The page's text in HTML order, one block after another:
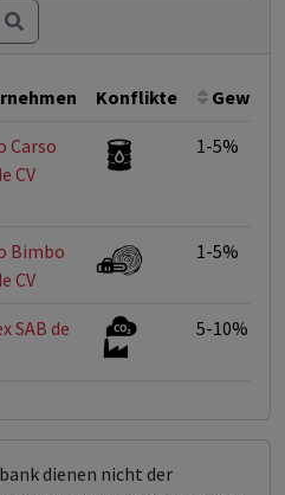
Konflikte
Carso
CV
1-5%
Bimbo
CV
1-5%
SAB de
5-10%
dienen nicht der